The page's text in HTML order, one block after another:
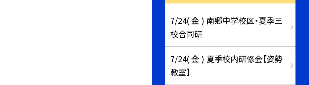
7/24( 金 ) 南郷中学校区・夏季三
校合同研
7/24( 金 ) 夏季校内研修会【姿勢
教室】